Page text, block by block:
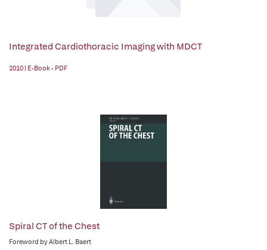
Integrated Cardiothoracic Imaging with MDCT
2010 | E-Book - PDF
Spiral CT of the Chest
Foreword by Albert L. Baert